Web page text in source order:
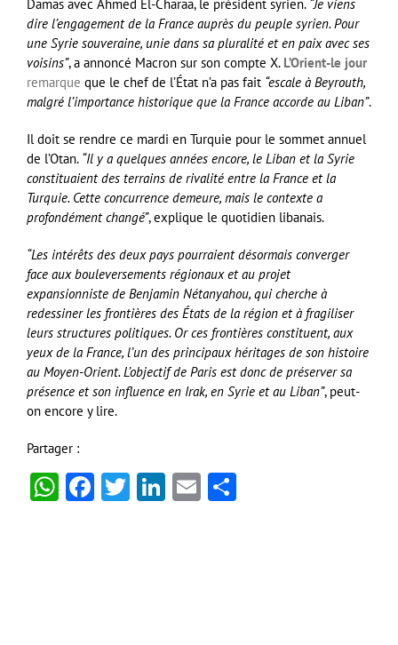
Damas avec Ahmed El-Charaa, le président syrien. “Je viens
dire l’engagement de la France auprès du peuple syrien. Pour
une Syrie souveraine, unie dans sa pluralité et en paix avec ses
voisins”, a annoncé Macron sur son compte X. L’Orient-le jour
remarque que le chef de l’État n’a pas fait “escale à Beyrouth,
malgré l’importance historique que la France accorde au Liban”.
Il doit se rendre ce mardi en Turquie pour le sommet annuel
de l’Otan. “Il y a quelques années encore, le Liban et la Syrie
constituaient des terrains de rivalité entre la France et la
Turquie. Cette concurrence demeure, mais le contexte a
profondément changé”, explique le quotidien libanais.
“Les intérêts des deux pays pourraient désormais converger
face aux bouleversements régionaux et au projet
expansionniste de Benjamin Nétanyahou, qui cherche à
redessiner les frontières des États de la région et à fragiliser
leurs structures politiques. Or ces frontières constituent, aux
yeux de la France, l’un des principaux héritages de son histoire
au Moyen-Orient. L’objectif de Paris est donc de préserver sa
présence et son influence en Irak, en Syrie et au Liban”, peut-
on encore y lire.
Partager :
WhatsApp
Facebook
Twitter
LinkedIn
Email